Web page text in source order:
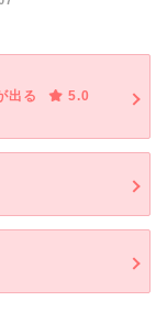
出る
5.0